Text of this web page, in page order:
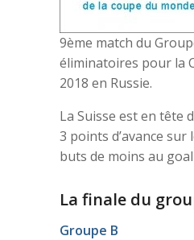
9ème match du
éliminatoires pour la
2018 en Russie.
La Suisse est en tête
3 points d’avance sur
buts de moins au
La finale du
Groupe B